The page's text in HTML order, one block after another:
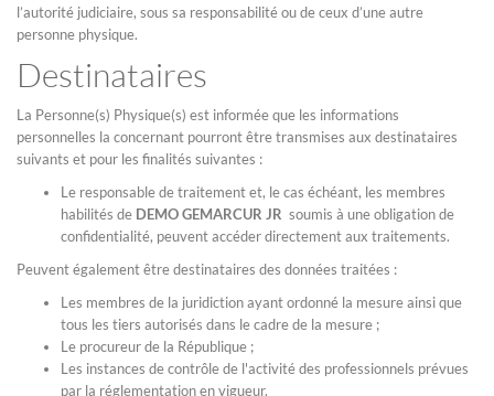
l’autorité judiciaire, sous sa responsabilité ou de ceux d’une autre
personne physique.
Destinataires
La Personne(s) Physique(s) est informée que les informations
personnelles la concernant pourront être transmises aux destinataires
suivants et pour les finalités suivantes :
Le responsable de traitement et, le cas échéant, les membres
habilités de DEMO GEMARCUR JR soumis à une obligation de
confidentialité, peuvent accéder directement aux traitements.
Peuvent également être destinataires des données traitées :
Les membres de la juridiction ayant ordonné la mesure ainsi que
tous les tiers autorisés dans le cadre de la mesure ;
Le procureur de la République ;
Les instances de contrôle de l'activité des professionnels prévues
par la réglementation en vigueur.